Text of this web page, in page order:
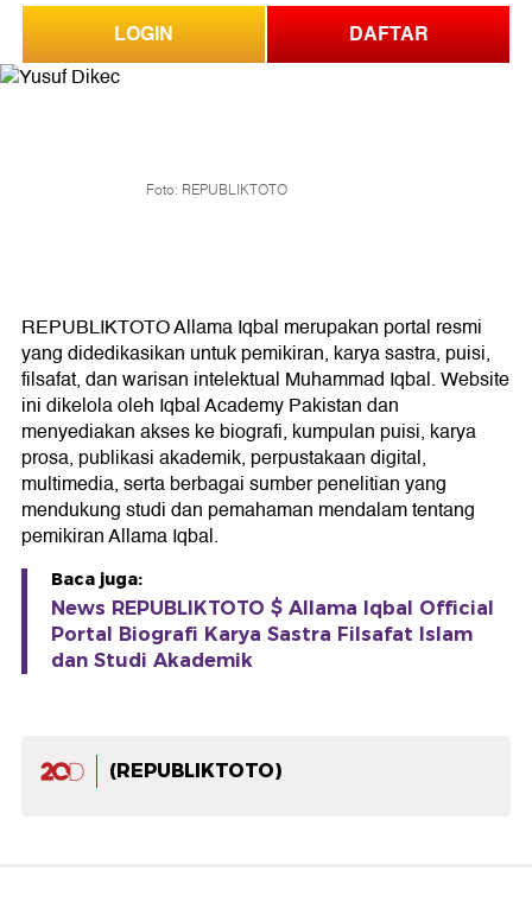
LOGIN DAFTAR
Foto: REPUBLIKTOTO
REPUBLIKTOTO Allama Iqbal merupakan portal resmi
yang didedikasikan untuk pemikiran, karya sastra, puisi,
filsafat, dan warisan intelektual Muhammad Iqbal. Website
ini dikelola oleh Iqbal Academy Pakistan dan
menyediakan akses ke biografi, kumpulan puisi, karya
prosa, publikasi akademik, perpustakaan digital,
multimedia, serta berbagai sumber penelitian yang
mendukung studi dan pemahaman mendalam tentang
pemikiran Allama Iqbal.
Baca juga:
News REPUBLIKTOTO $ Allama Iqbal Official
Portal Biografi Karya Sastra Filsafat Islam
dan Studi Akademik
(REPUBLIKTOTO)